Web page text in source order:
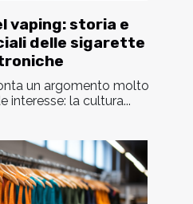
vaping: storia e
delle sigarette
un argomento molto
interesse: la cultura...